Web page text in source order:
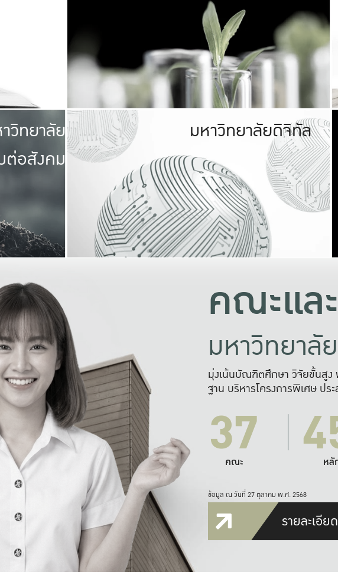
เกษตรศาสตร์ มีพื้นที่เขียวสดใ
เป็นป่าในเมือง (URBAN
เกษตรในเมือง (URBAN
ที่นับรวมกันได้ประมาณ
วิทยาลัย
อสังคม
มหาวิทยาลัยรับผิดชอบต่อ
ร่วมมือกับชุมชน เพื่อควา
และความสุข
มองปัญหาใน
แก้ไขจากปัญห
มหาวิทยาลัยดิจิทัล
คณะแล
มหาวิทยาลั
มุ่งเน้นบัณฑิตศึกษา วิจัยขั้นสู
ฐาน บริหารโครงการพิเศษ ป
37
คณะ หลั
ข้อมูล ณ วันที่ 27 ตุลาคม พ.ศ. 2568
รายละเอีย